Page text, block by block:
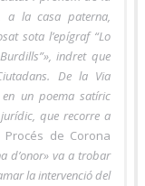
a la casa paterna,
sota l’epígraf “Lo
indret que
De la Via
un poema satíric
que recorre a
Procés de Corona
d’onor» va a trobar
la intervenció del